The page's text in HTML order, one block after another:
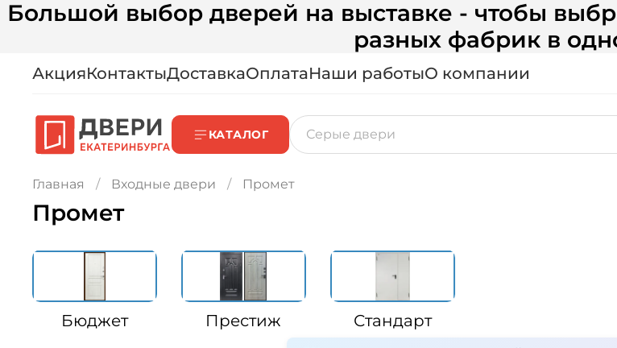
Большой выбор дверей на выставке - чтобы
разных фабрик в
АкцияКонтактыДоставкаОплатаНаши работыО компании
КАТАЛОГ
Главная Входные двери Промет
Промет
Бюджет Престиж Стандарт